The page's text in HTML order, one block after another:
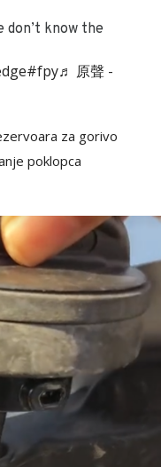
don’t know the
#fpy♬ 原聲 -
za gorivo
poklopca